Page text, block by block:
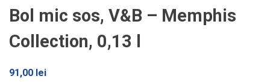
Bol mic sos, V&B – Memphis
Collection, 0,13 l
91,00 lei